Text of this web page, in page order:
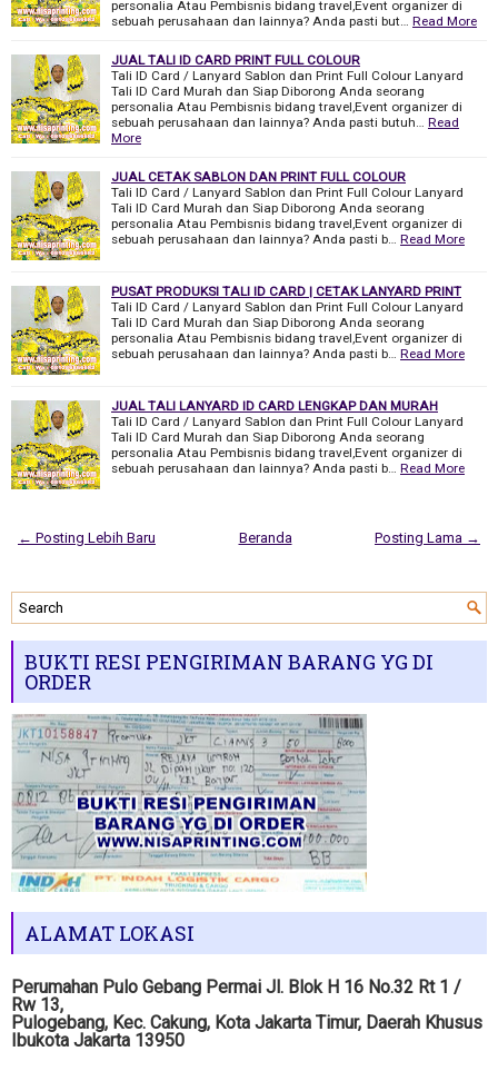
personalia Atau Pembisnis bidang travel,Event organizer di
sebuah perusahaan dan lainnya? Anda pasti but… Read More
JUAL TALI ID CARD PRINT FULL COLOUR
Tali ID Card / Lanyard Sablon dan Print Full Colour Lanyard
Tali ID Card Murah dan Siap Diborong Anda seorang
personalia Atau Pembisnis bidang travel,Event organizer di
sebuah perusahaan dan lainnya? Anda pasti butuh… Read
More
JUAL CETAK SABLON DAN PRINT FULL COLOUR
Tali ID Card / Lanyard Sablon dan Print Full Colour Lanyard
Tali ID Card Murah dan Siap Diborong Anda seorang
personalia Atau Pembisnis bidang travel,Event organizer di
sebuah perusahaan dan lainnya? Anda pasti b… Read More
PUSAT PRODUKSI TALI ID CARD | CETAK LANYARD PRINT
Tali ID Card / Lanyard Sablon dan Print Full Colour Lanyard
Tali ID Card Murah dan Siap Diborong Anda seorang
personalia Atau Pembisnis bidang travel,Event organizer di
sebuah perusahaan dan lainnya? Anda pasti b… Read More
JUAL TALI LANYARD ID CARD LENGKAP DAN MURAH
Tali ID Card / Lanyard Sablon dan Print Full Colour Lanyard
Tali ID Card Murah dan Siap Diborong Anda seorang
personalia Atau Pembisnis bidang travel,Event organizer di
sebuah perusahaan dan lainnya? Anda pasti b… Read More
← Posting Lebih Baru Posting Lama →
Beranda
BUKTI RESI PENGIRIMAN BARANG YG DI
ORDER
ALAMAT LOKASI
Perumahan Pulo Gebang Permai Jl. Blok H 16 No.32 Rt 1 /
Rw 13,
Pulogebang, Kec. Cakung, Kota Jakarta Timur, Daerah Khusus
Ibukota Jakarta 13950